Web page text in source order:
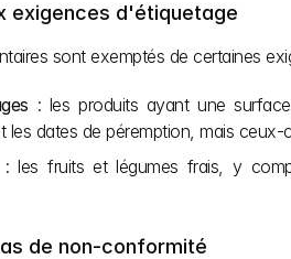
exigences d'étiquetage
sont exemptés de certaines
: les produits ayant une
les dates de péremption, mais
: les fruits et légumes frais, y
de non-conformité